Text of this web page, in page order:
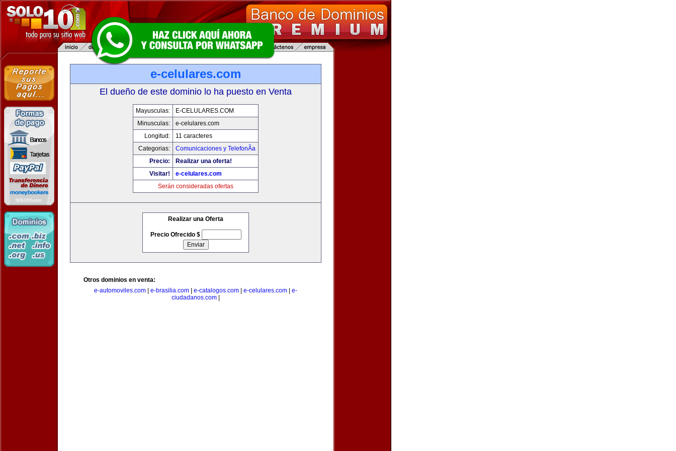
e-celulares.com
El dueño de este dominio lo ha puesto en Venta
Mayusculas:
E-CELULARES.COM
Minusculas:
e-celulares.com
Longitud:
11 caracteres
Categorias:
Comunicaciones y TelefonÃ­a
Precio:
Realizar una oferta!
Visitar!
e-celulares.com
Serán consideradas ofertas
Realizar una Oferta
Precio Ofrecido $
Otros dominios en venta:
e-automoviles.com
e-brasilia.com e-catalogos.com e-celulares.com
e-
ciudadanos.com